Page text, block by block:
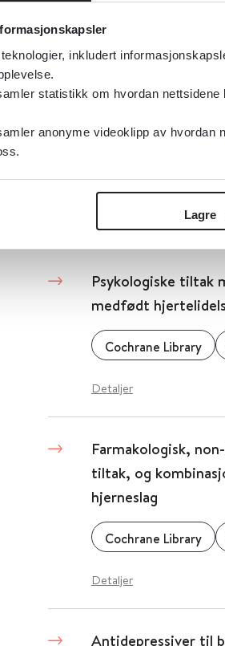
inkludert
statistikk om hvordan
anonyme videoklipp av
Lagre
Detaljer
ungdom og voksne
Cochrane Library
Psykologiske tiltak
medfødt
Cochrane Library
Detaljer
Farmakologisk,
tiltak, og
hjerneslag
Cochrane Library
Detaljer
Antidepressiver til